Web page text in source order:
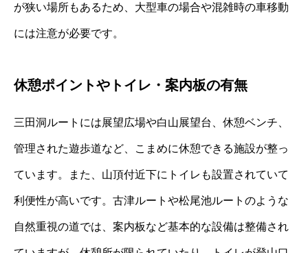
が狭い場所もあるため、大型車の場合や混雑時の車移動
には注意が必要です。
休憩ポイントやトイレ・案内板の有無
三田洞ルートには展望広場や白山展望台、休憩ベンチ、
管理された遊歩道など、こまめに休憩できる施設が整っ
ています。また、山頂付近下にトイレも設置されていて
利便性が高いです。古津ルートや松尾池ルートのような
自然重視の道では、案内板など基本的な設備は整備され